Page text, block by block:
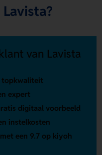
van Lavista
topkwaliteit
expert
digitaal voorbeeld
instelkosten
een 9.7 op kiyoh